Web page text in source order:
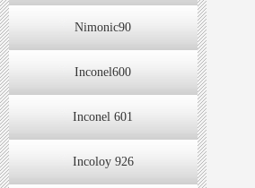
Nimonic90
Inconel600
Inconel 601
Incoloy 926